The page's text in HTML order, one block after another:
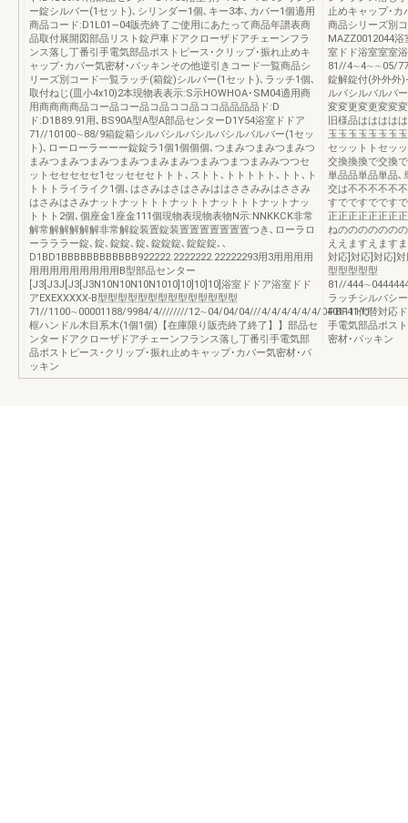
ー錠シルバー(1セット)､シリンダー1個､キー3本､カバー1個適用
商品コード:D1L01∼04販売終了ご使用にあたって商品年譜表商
品取付展開図部品リスト錠戸車ドアクローザドアチェーンフラ
ンス落し丁番引手電気部品ポストピース･クリップ･振れ止めキ
ャップ･カバー気密材･パッキンその他逆引きコード一覧商品シ
リーズ別コード一覧ラッチ(箱錠)シルバー(1セット)､ラッチ1個､
取付ねじ(皿小4x10)2本現物表表示:S示HOWHOA･SM04適用商
用商商商商品コー品コー品コ品ココ品ココ品品品品ド:D
ド:D1B89.91用､BS90A型A型A部品センターD1Y54浴室ドドア
71//10100∼88/9箱錠箱シルバシルバシルバシルバルバー(1セッ
ト)､ローローラーーー錠錠ラ1個1個個個､つまみつまみつまみつ
まみつまみつまみつまみつまみまみつまみつまつまみみつつセ
ットセセセセセ1セッセセセトトト､ストト､トトトトト､トト､ト
トトトライライク1個､はさみはさはさみははささみみはささみ
はさみはさみナットナットトトナットトナットトトナットナッ
トトト2個､個座金1座金111個現物表現物表物N示:NNKKCK非常
解常解解解解解非常解錠装置錠装置置置置置置置つき､ローラロ
ーラララー錠､錠､錠錠､錠､錠錠錠､錠錠錠､､
D1BD1BBBBBBBBBBBB922222.2222222.22222293用3用用用用
用用用用用用用用用B型部品センター
[J3[J3J[J3[J3N10N10N10N1010]10]10]10]浴室ドドア浴室ドド
アEXEXXXXX-B型型型型型型型型型型型型型型
71//1100∼00001188/9984/4////////12∼04/04/04///4/4/4/4/4/4/040111111
框ハンドル木目系木(1個1個)【在庫限り販売終了終了】】部品セ
ンタードアクローザドアチェーンフランス落し丁番引手電気部
品ポストピース･クリップ･振れ止めキャップ･カバー気密材･パ
ッキン
止めキャップ･
商品シリーズ別
MAZZ0012044
室ドド浴室室室
81//4∼4∼∼05/
錠解錠付(外外外
ルバシルバルバ
変変更変更変変
旧様品はははは
玉玉玉玉玉玉玉
セッットトセッ
交換換換で交換
単品品単品単品､
交は不不不不不
すでですでです
正正正正正正正
ねのののののの
ええますえます
対応]対応]対応]
型型型型型
81//
ラッチシルバシ
PBF41代替対応
手電気部品ポス
密材･パッキン